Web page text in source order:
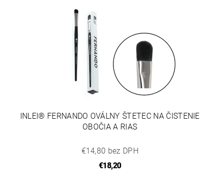
INLEI® FERNANDO OVÁLNY ŠTETEC NA ČISTENIE
OBOČIA A RIAS
€14,80 bez DPH
€18,20